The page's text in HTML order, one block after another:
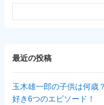
最近の投稿
玉木雄一郎の子供は何歳
好き6つのエピソード！